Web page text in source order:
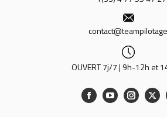
OUVERT 7j/7 | 9h-12h et